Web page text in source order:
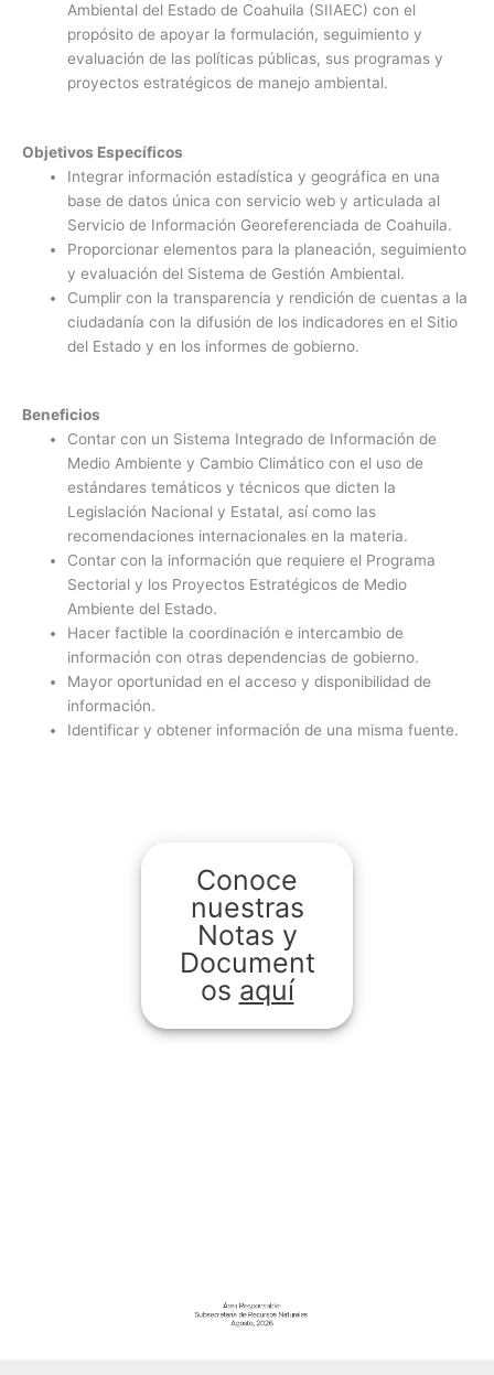
Ambiental del Estado de Coahuila (SIIAEC) con el
propósito de apoyar la formulación, seguimiento y
evaluación de las políticas públicas, sus programas y
proyectos estratégicos de manejo ambiental.
Objetivos Específicos
Integrar información estadística y geográfica en una
base de datos única con servicio web y articulada al
Servicio de Información Georeferenciada de Coahuila.
Proporcionar elementos para la planeación, seguimiento
y evaluación del Sistema de Gestión Ambiental.
Cumplir con la transparencia y rendición de cuentas a la
ciudadanía con la difusión de los indicadores en el Sitio
del Estado y en los informes de gobierno.
Beneficios
Contar con un Sistema Integrado de Información de
Medio Ambiente y Cambio Climático con el uso de
estándares temáticos y técnicos que dicten la
Legislación Nacional y Estatal, así como las
recomendaciones internacionales en la materia.
Contar con la información que requiere el Programa
Sectorial y los Proyectos Estratégicos de Medio
Ambiente del Estado.
Hacer factible la coordinación e intercambio de
información con otras dependencias de gobierno.
Mayor oportunidad en el acceso y disponibilidad de
información.
Identificar y obtener información de una misma fuente.
Conoce
nuestras
Notas y
Document
os aquí